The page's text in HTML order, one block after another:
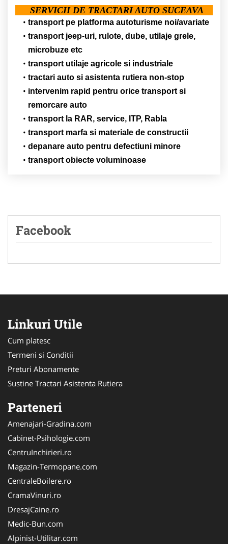
SERVICII DE TRACTARI AUTO SUCEAVA
transport pe platforma autoturisme noi/avariate
transport jeep-uri, rulote, dube, utilaje grele,
microbuze etc
transport utilaje agricole si industriale
tractari auto si asistenta rutiera non-stop
intervenim rapid pentru orice transport si
remorcare auto
transport la RAR, service, ITP, Rabla
transport marfa si materiale de constructii
depanare auto pentru defectiuni minore
transport obiecte voluminoase
Facebook
Linkuri Utile
Cum platesc
Termeni si Conditii
Preturi Abonamente
Sustine Tractari Asistenta Rutiera
Parteneri
Amenajari-Gradina.com
Cabinet-Psihologie.com
CentruInchirieri.ro
Magazin-Termopane.com
CentraleBoilere.ro
CramaVinuri.ro
DresajCaine.ro
Medic-Bun.com
Alpinist-Utilitar.com